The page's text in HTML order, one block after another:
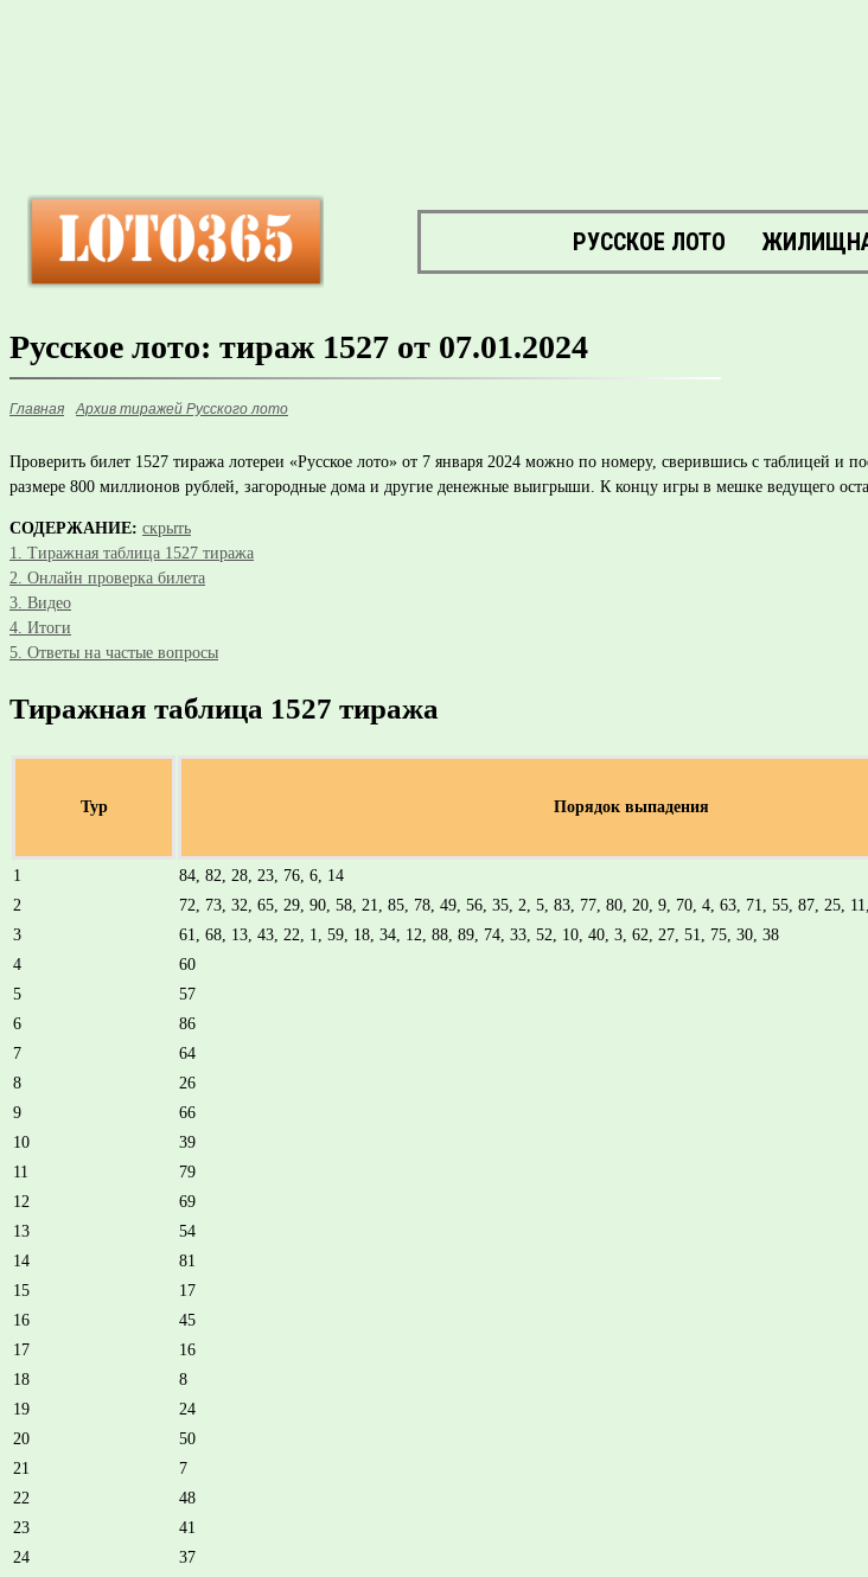
РУССКОЕ ЛОТО
Русское лото: тираж 1527 от 07.01.2024
Главная Архив тиражей Русского лото
Проверить билет 1527 тиража лотереи «Русское лото» от 7 января 2024 можно по номеру, сверившись с таблицей
размере 800 миллионов рублей, загородные дома и другие денежные выигрыши. К концу игры в мешке ведущего
СОДЕРЖАНИЕ: скрыть
1. Тиражная таблица 1527 тиража
2. Онлайн проверка билета
3. Видео
4. Итоги
5. Ответы на частые вопросы
Тиражная таблица 1527 тиража
Тур Порядок выпадения
1 84, 82, 28, 23, 76, 6, 14
2
72, 73, 32, 65, 29, 90, 58, 21, 85, 78, 49, 56, 35, 2, 5, 83, 77, 80, 20, 9, 70, 4, 63, 71, 55, 87, 25,
3
61, 68, 13, 43, 22, 1, 59, 18, 34, 12, 88, 89, 74, 33, 52, 10, 40, 3, 62, 27, 51, 75, 30, 38
4
60
5
57
6
86
7
64
8
26
9
66
10
39
11
79
12
69
13
54
14
81
15
17
16
45
17
16
18
8
19
24
20
50
21
7
22
48
23
41
24
37